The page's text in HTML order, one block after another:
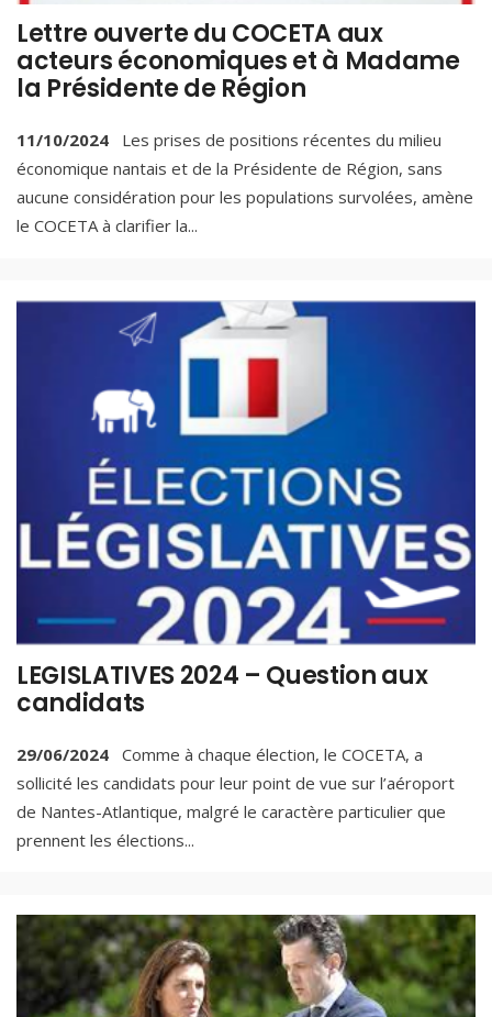
Lettre ouverte du COCETA aux
acteurs économiques et à Madame
la Présidente de Région
11/10/2024
Les prises de positions récentes du milieu
économique nantais et de la Présidente de Région, sans
aucune considération pour les populations survolées, amène
le COCETA à clarifier la...
LEGISLATIVES 2024 – Question aux
candidats
29/06/2024 Comme à chaque élection, le COCETA, a
sollicité les candidats pour leur point de vue sur l’aéroport
de Nantes-Atlantique, malgré le caractère particulier que
prennent les élections...